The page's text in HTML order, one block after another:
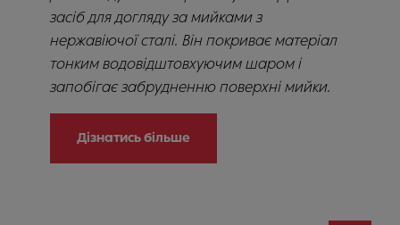
засіб для догляду за мийками з
нержавіючої сталі. Він покриває матеріал
тонким водовідштовхуючим шаром і
запобігає забрудненню поверхні мийки.
Дізнатись більше